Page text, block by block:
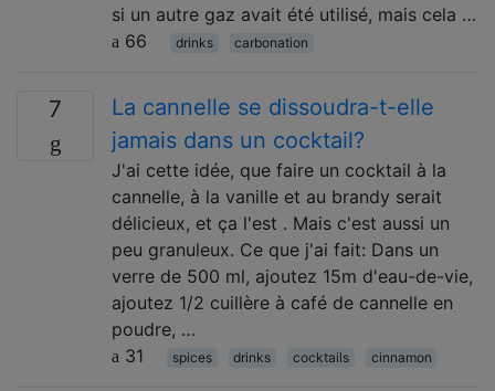
si un autre gaz avait été utilisé, mais cela …
66
drinks carbonation
7
La cannelle se dissoudra-t-elle
jamais dans un cocktail?
J'ai cette idée, que faire un cocktail à la
cannelle, à la vanille et au brandy serait
délicieux, et ça l'est . Mais c'est aussi un
peu granuleux. Ce que j'ai fait: Dans un
verre de 500 ml, ajoutez 15m d'eau-de-vie,
ajoutez 1/2 cuillère à café de cannelle en
poudre, …
31
spices drinks cocktails cinnamon